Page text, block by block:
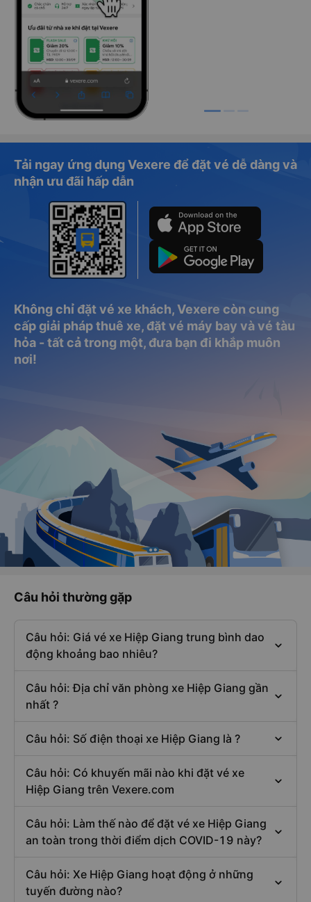
Tải ngay ứng dụng Vexere để đặt vé dễ dàng và
nhận ưu đãi hấp dẫn
Không chỉ đặt vé xe khách, Vexere còn cung
cấp giải pháp thuê xe, đặt vé máy bay và vé tàu
hỏa - tất cả trong một, đưa bạn đi khắp muôn
nơi!
Câu hỏi thường gặp
Câu hỏi: Giá vé xe Hiệp Giang trung bình dao
động khoảng bao nhiêu?
Câu hỏi: Địa chỉ văn phòng xe Hiệp Giang gần
nhất ?
Câu hỏi: Số điện thoại xe Hiệp Giang là ?
Câu hỏi: Có khuyến mãi nào khi đặt vé xe
Hiệp Giang trên Vexere.com
Câu hỏi: Làm thế nào để đặt vé xe Hiệp Giang
an toàn trong thời điểm dịch COVID-19 này?
Câu hỏi: Xe Hiệp Giang hoạt động ở những
tuyến đường nào?